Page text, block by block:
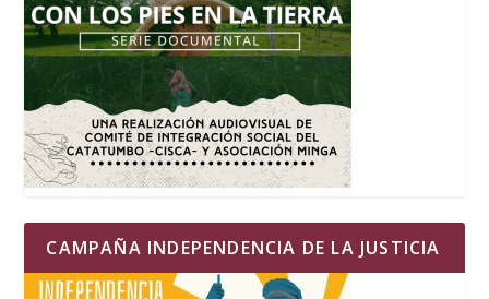
CAMPAÑA INDEPENDENCIA DE LA JUSTICIA